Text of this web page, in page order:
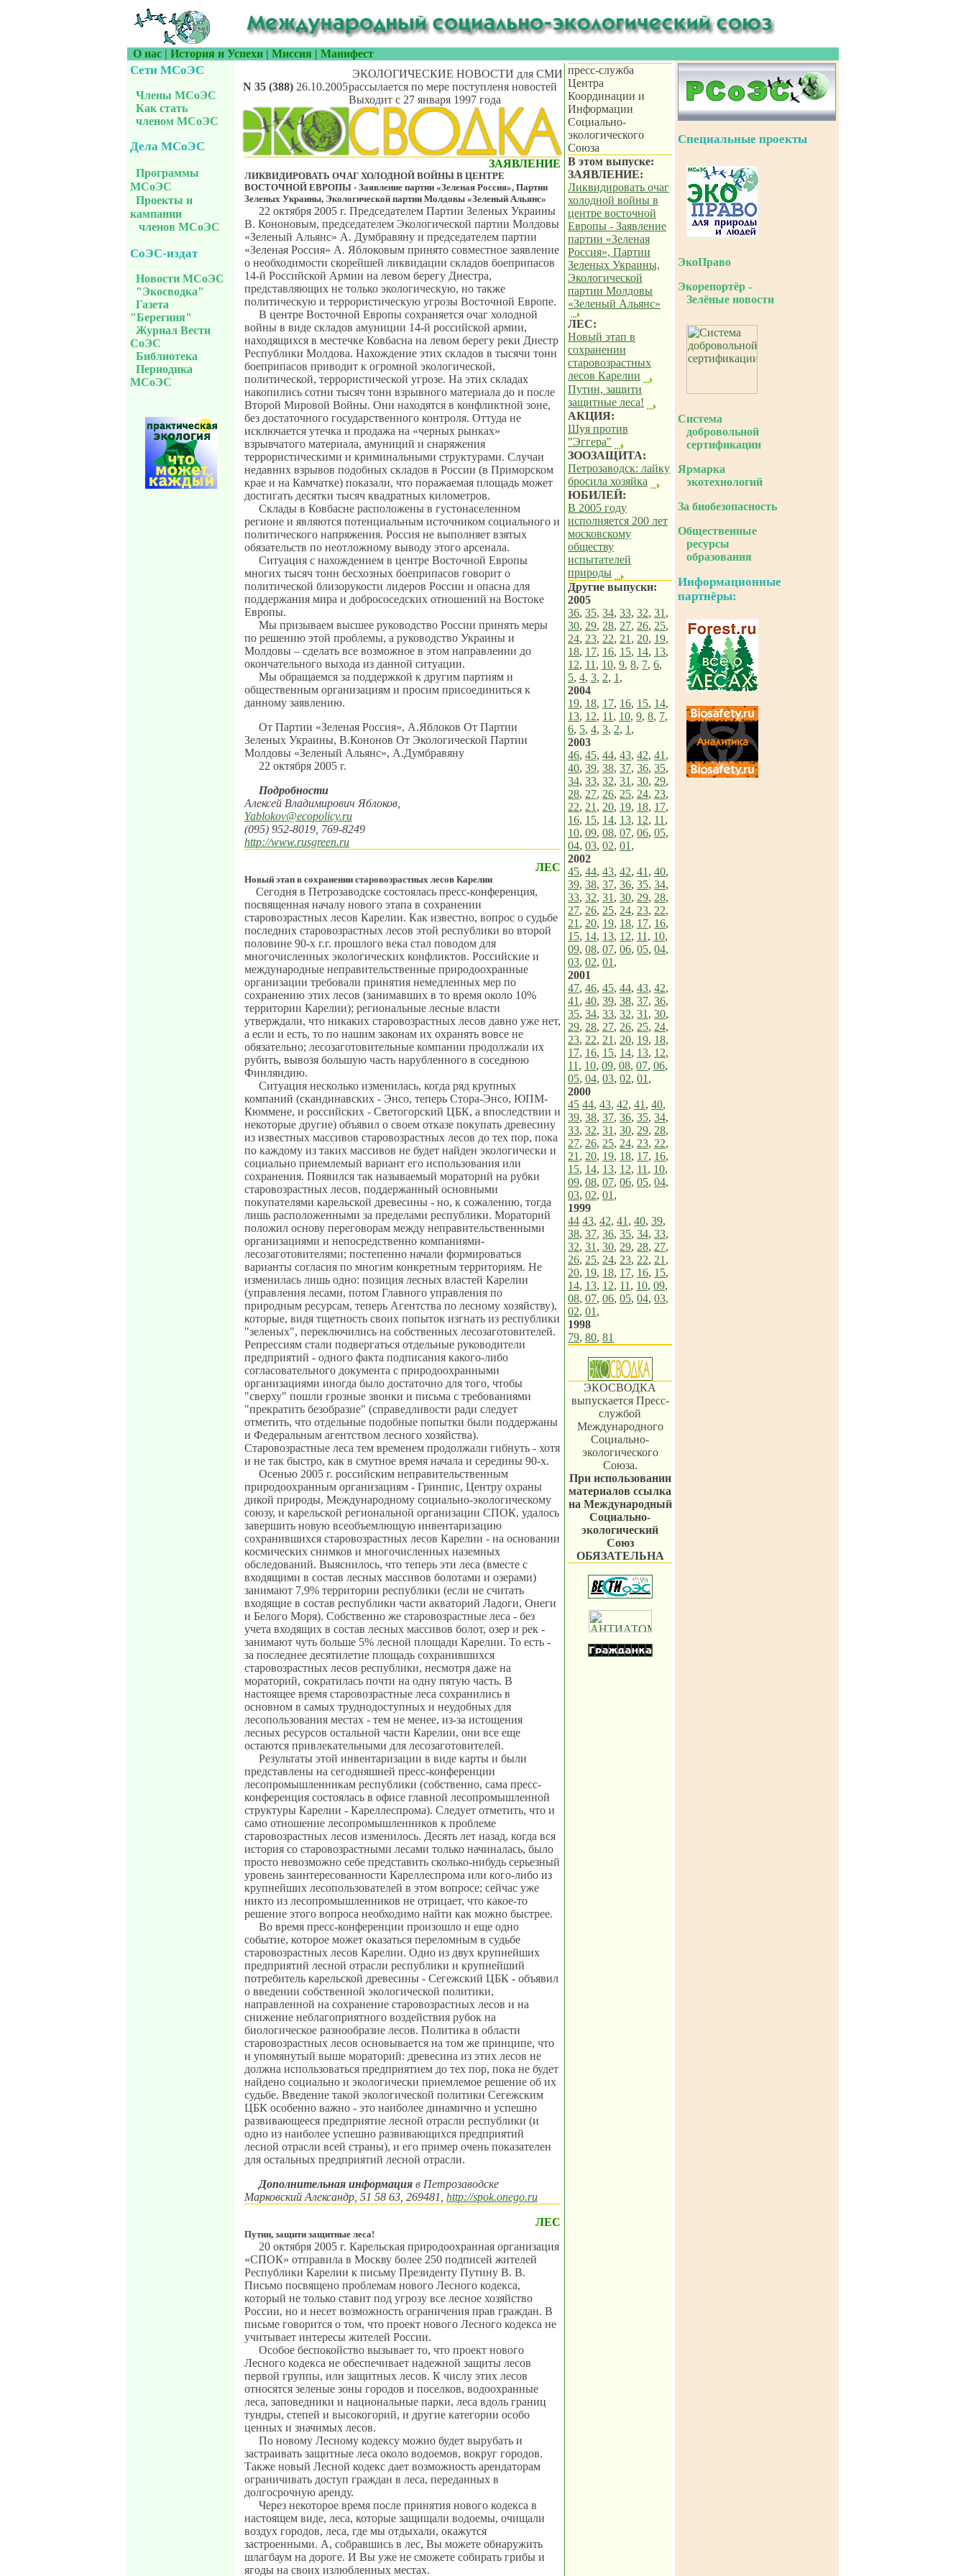
О нас | История и Успехи | Миссия | Манифест
Сети МСоЭС
Члены МСоЭС
Как стать
членом МСоЭС
Дела МСоЭС
Программы
МСоЭС
Проекты и
кампании
членов МСоЭС
СоЭС-издат
Новости МСоЭС
"Экосводка"
Газета
"Берегиня"
Журнал Вести
СоЭС
Библиотека
Периодика
МСоЭС
N 35 (388) 26.10.2005
ЭКОЛОГИЧЕСКИЕ НОВОСТИ для СМИ
рассылается по мере поступленя новостей
Выходит с 27 января 1997 года
пресс-служба
Центра
Координации и
Информации
Социально-
экологического
Союза
В этом выпуске:
ЗАЯВЛЕНИЕ:
Ликвидировать очаг
холодной войны в
центре восточной
Европы - Заявление
партии «Зеленая
Россия», Партии
Зеленых Украины,
Экологической
партии Молдовы
«Зеленый Альянс»
ЛЕС:
Новый этап в
сохранении
старовозрастных
лесов Карелии
Путин, защити
защитные леса!
АКЦИЯ:
Шуя против
"Эггера"
ЗООЗАЩИТА:
Петрозаводск: лайку
бросила хозяйка
ЮБИЛЕЙ:
В 2005 году
исполняется 200 лет
московскому
обществу
испытателей
природы
Другие выпуски:
2005
36, 35, 34, 33, 32, 31 ,
30, 29, 28, 27, 26, 25,
24, 23, 22, 21 , 20, 19,
18, 17, 16, 15, 14, 13,
12, 11 , 10, 9, 8, 7, 6,
5, 4, 3, 2, 1 ,
2004
19, 18, 17, 16, 15, 14,
13, 12, 11 , 10, 9, 8, 7,
6, 5, 4, 3, 2, 1 ,
2003
46, 45, 44, 43, 42, 41 ,
40, 39, 38, 37, 36, 35,
34, 33, 32, 31 , 30, 29,
28, 27, 26, 25, 24, 23,
22, 21 , 20, 19, 18, 17,
16, 15, 14, 13, 12, 11 ,
10, 09, 08, 07, 06, 05,
04, 03, 02, 01 ,
2002
45, 44, 43, 42, 41 , 40,
39, 38, 37, 36, 35, 34,
33, 32, 31 , 30, 29, 28,
27, 26, 25, 24, 23, 22,
21 , 20, 19, 18, 17, 16,
15, 14, 13, 12, 11 , 10,
09, 08, 07, 06, 05, 04,
03, 02, 01 ,
2001
47, 46, 45, 44, 43, 42,
41 , 40, 39, 38, 37, 36,
35, 34, 33, 32, 31 , 30,
29, 28, 27, 26, 25, 24,
23, 22, 21 , 20, 19, 18,
17, 16, 15, 14, 13, 12,
11 , 10, 09, 08, 07, 06,
05, 04, 03, 02, 01 ,
2000
45 44, 43, 42, 41 , 40,
39, 38, 37, 36, 35, 34,
33, 32, 31 , 30, 29, 28,
27, 26, 25, 24, 23, 22,
21 , 20, 19, 18, 17, 16,
15, 14, 13, 12, 11 , 10,
09, 08, 07, 06, 05, 04,
03, 02, 01 ,
1999
44 43, 42, 41 , 40, 39,
38, 37, 36, 35, 34, 33,
32, 31 , 30, 29, 28, 27,
26, 25, 24, 23, 22, 21 ,
20, 19, 18, 17, 16, 15,
14, 13, 12, 11 , 10, 09,
08, 07, 06, 05, 04, 03,
02, 01 ,
1998
79, 80, 81
ЭКОСВОДКА
выпускается Пресс-
службой
Международного
Социально-
экологического
Союза.
При использовании
материалов ссылка
на Международный
Социально-
экологический
Союз
ОБЯЗАТЕЛЬНА
ЗАЯВЛЕНИЕ
ЛИКВИДИРОВАТЬ ОЧАГ ХОЛОДНОЙ ВОЙНЫ В ЦЕНТРЕ
ВОСТОЧНОЙ ЕВРОПЫ - Заявление партии «Зеленая Россия», Партии
Зеленых Украины, Экологической партии Молдовы «Зеленый Альянс»
22 октября 2005 г. Председателем Партии Зеленых Украины
В. Кононовым, председателем Экологической партии Молдовы
«Зеленый Альянс» А. Думбравяну и председателем партии
«Зеленая Россия» А. Яблоковым принято совместное заявление
о необходимости скорейшей ликвидации складов боеприпасов
14-й Российской Армии на левом берегу Днестра,
представляющих не только экологическую, но также
политическую и террористическую угрозы Восточной Европе.
В центре Восточной Европы сохраняется очаг холодной
войны в виде складов амуниции 14-й российской армии,
находящихся в местечке Ковбасна на левом берегу реки Днестр
Республики Молдова. Нахождение этих складов в тысячи тонн
боеприпасов приводит к огромной экологической,
политической, террористической угрозе. На этих складах
накопились сотни тысяч тонн взрывного материала до и после
Второй Мировой Войны. Они находятся в конфликтной зоне,
без достаточного государственного контроля. Оттуда не
исключается утечка и продажа на «черных рынках»
взрывчатого материала, амуниций и снаряжения
террористическими и криминальными структурами. Случаи
недавних взрывов подобных складов в России (в Приморском
крае и на Камчатке) показали, что поражаемая площадь может
достигать десятки тысяч квадратных километров.
Склады в Ковбасне расположены в густонаселенном
регионе и являются потенциальным источником социального и
политического напряжения. Россия не выполняет взятых
обязательств по неотложному выводу этого арсенала.
Ситуация с нахождением в центре Восточной Европы
многих тысяч тонн бесхозных боеприпасов говорит о
политической близорукости лидеров России и опасна для
поддержания мира и добрососедских отношений на Востоке
Европы.
Мы призываем высшее руководство России принять меры
по решению этой проблемы, а руководство Украины и
Молдовы – сделать все возможное в этом направлении до
окончательного выхода из данной ситуации.
Мы обращаемся за поддержкой к другим партиям и
общественным организациям и просим присоединиться к
данному заявлению.
От Партии «Зеленая Россия», А.Яблоков От Партии
Зеленых Украины, В.Кононов От Экологической Партии
Молдовы «Зеленый Альянс», А.Думбравяну
22 октября 2005 г.
Подробности
Алексей Владимирович Яблоков,
Yablokov@ecopolicy.ru
(095) 952-8019, 769-8249
http://www.rusgreen.ru
ЛЕС
Новый этап в сохранении старовозрастных лесов Карелии
Сегодня в Петрозаводске состоялась пресс-конференция,
посвященная началу нового этапа в сохранении
старовозрастных лесов Карелии. Как известно, вопрос о судьбе
последних старовозрастных лесов этой республики во второй
половине 90-х г.г. прошлого века стал поводом для
многочисленных экологических конфликтов. Российские и
международные неправительственные природоохранные
организации требовали принятия немедленных мер по
сохранению этих лесов (занимавших в то время около 10%
территории Карелии); региональные лесные власти
утверждали, что никаких старовозрастных лесов давно уже нет,
а если и есть, то по нашим законам их охранять вовсе не
обязательно; лесозаготовительные компании продолжали их
рубить, вывозя большую часть нарубленного в соседнюю
Финляндию.
Ситуация несколько изменилась, когда ряд крупных
компаний (скандинавских - Энсо, теперь Стора-Энсо, ЮПМ-
Кюммене, и российских - Светогорский ЦБК, а впоследствии и
некоторые другие) объявил о своем отказе покупать древесину
из известных массивов старовозрастных лесов до тех пор, пока
по каждому из таких массивов не будет найден экологически и
социально приемлемый вариант его использования или
сохранения. Появился так называемый мораторий на рубки
старовозрастных лесов, поддержанный основными
покупателями карельской древесины - но, к сожалению, тогда
лишь расположенными за пределами республики. Мораторий
положил основу переговорам между неправительственными
организациями и непосредственно компаниями-
лесозаготовителями; постепенно начали формироваться
варианты согласия по многим конкретным территориям. Не
изменилась лишь одно: позиция лесных властей Карелии
(управления лесами, потом Главного управления по
природным ресурсам, теперь Агентства по лесному хозяйству),
которые, видя тщетность своих попыток изгнать из республики
"зеленых", переключились на собственных лесозаготовителей.
Репрессиям стали подвергаться отдельные руководители
предприятий - одного факта подписания какого-либо
согласовательного документа с природоохранными
организациями иногда было достаточно для того, чтобы
"сверху" пошли грозные звонки и письма с требованиями
"прекратить безобразие" (справедливости ради следует
отметить, что отдельные подобные попытки были поддержаны
и Федеральным агентством лесного хозяйства).
Старовозрастные леса тем временем продолжали гибнуть - хотя
и не так быстро, как в смутное время начала и середины 90-х.
Осенью 2005 г. российским неправительственным
природоохранным организациям - Гринпис, Центру охраны
дикой природы, Международному социально-экологическому
союзу, и карельской региональной организации СПОК, удалось
завершить новую всеобъемлющую инвентаризацию
сохранившихся старовозрастных лесов Карелии - на основании
космических снимков и многочисленных наземных
обследований. Выяснилось, что теперь эти леса (вместе с
входящими в состав лесных массивов болотами и озерами)
занимают 7,9% территории республики (если не считать
входящие в состав республики части акваторий Ладоги, Онеги
и Белого Моря). Собственно же старовозрастные леса - без
учета входящих в состав лесных массивов болот, озер и рек -
занимают чуть больше 5% лесной площади Карелии. То есть -
за последнее десятилетие площадь сохранившихся
старовозрастных лесов республики, несмотря даже на
мораторий, сократилась почти на одну пятую часть. В
настоящее время старовозрастные леса сохранились в
основном в самых труднодоступных и неудобных для
лесопользования местах - тем не менее, из-за истощения
лесных ресурсов остальной части Карелии, они все еще
остаются привлекательными для лесозаготовителей.
Результаты этой инвентаризации в виде карты и были
представлены на сегодняшней пресс-конференции
лесопромышленникам республики (собственно, сама пресс-
конференция состоялась в офисе главной лесопромышленной
структуры Карелии - Кареллеспрома). Следует отметить, что и
само отношение лесопромышленников к проблеме
старовозрастных лесов изменилось. Десять лет назад, когда вся
история со старовозрастными лесами только начиналась, было
просто невозможно себе представить сколько-нибудь серьезный
уровень заинтересованности Кареллеспрома или кого-либо из
крупнейших лесопользователей в этом вопросе; сейчас уже
никто из лесопромышленников не отрицает, что какое-то
решение этого вопроса необходимо найти как можно быстрее.
Во время пресс-конференции произошло и еще одно
событие, которое может оказаться переломным в судьбе
старовозрастных лесов Карелии. Одно из двух крупнейших
предприятий лесной отрасли республики и крупнейший
потребитель карельской древесины - Сегежский ЦБК - объявил
о введении собственной экологической политики,
направленной на сохранение старовозрастных лесов и на
снижение неблагоприятного воздействия рубок на
биологическое разнообразие лесов. Политика в области
старовозрастных лесов основывается на том же принципе, что
и упомянутый выше мораторий: древесина из этих лесов не
должна использоваться предприятием до тех пор, пока не будет
найдено социально и экологически приемлемое решение об их
судьбе. Введение такой экологической политики Сегежским
ЦБК особенно важно - это наиболее динамично и успешно
развивающееся предприятие лесной отрасли республики (и
одно из наиболее успешно развивающихся предприятий
лесной отрасли всей страны), и его пример очень показателен
для остальных предприятий лесной отрасли.
Дополнительная информация в Петрозаводске
Марковский Александр, 51 58 63, 269481, http://spok.onego.ru
ЛЕС
Путин, защити защитные леса!
20 октября 2005 г. Карельская природоохранная организация
«СПОК» отправила в Москву более 250 подписей жителей
Республики Карелии к письму Президенту Путину В. В.
Письмо посвящено проблемам нового Лесного кодекса,
который не только ставит под угрозу все лесное хозяйство
России, но и несет возможность ограничения прав граждан. В
письме говорится о том, что проект нового Лесного кодекса не
учитывает интересы жителей России.
Особое беспокойство вызывает то, что проект нового
Лесного кодекса не обеспечивает надежной защиты лесов
первой группы, или защитных лесов. К числу этих лесов
относятся зеленые зоны городов и поселков, водоохранные
леса, заповедники и национальные парки, леса вдоль границ
тундры, степей и высокогорий, и другие категории особо
ценных и значимых лесов.
По новому Лесному кодексу можно будет вырубать и
застраивать защитные леса около водоемов, вокруг городов.
Также новый Лесной кодекс дает возможность арендаторам
ограничивать доступ граждан в леса, переданных в
долгосрочную аренду.
Через некоторое время после принятия нового кодекса в
настоящем виде, леса, которые защищали водоемы, очищали
воздух городов, леса, где мы отдыхали, окажутся
застроенными. А, собравшись в лес, Вы можете обнаружить
шлагбаум на дороге. И Вы уже не сможете собирать грибы и
ягоды на своих излюбленных местах.
Специальные проекты
ЭкоПраво
Экорепортёр -
Зелёные новости
Система
добровольной
сертификации
Ярмарка
экотехнологий
За биобезопасность
Общественные
ресурсы
образования
Информационные
партнёры: